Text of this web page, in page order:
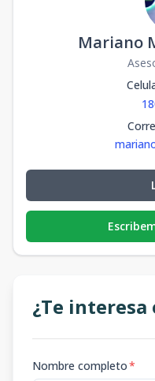
Mariano
¿Te interesa
Nombre completo*